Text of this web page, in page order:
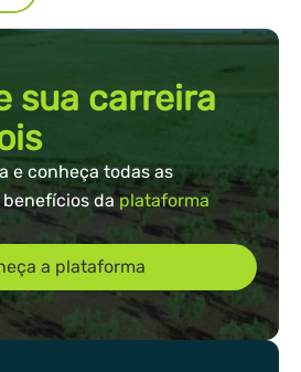
sua carreira
e conheça todas as
benefícios daplataforma
a plataforma